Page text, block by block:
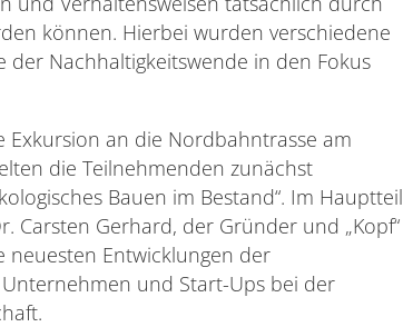
können. Hierbei wurden verschiedene
Nachhaltigkeitswende in den Fokus
Exkursion an die Nordbahntrasse am
die Teilnehmenden zunächst
Bauen im Bestand“. Im Hauptteil
Carsten Gerhard, der Gründer und „Kopf“
neuesten Entwicklungen der
und Start-Ups bei der